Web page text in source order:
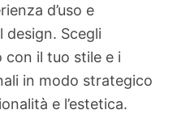
d’uso e
design. Scegli
con il tuo stile e i
in modo strategico
e l’estetica.